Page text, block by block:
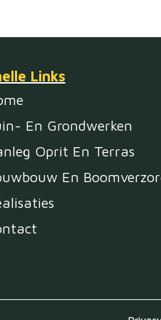
Links
En Grondwerken
Oprit En Terras
En